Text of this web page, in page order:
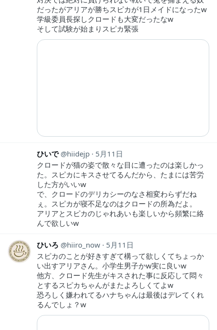
だったがアリアが勝ちスピカが1日メイドになったw
学級委員長探しクロードも大変だったなw
そして試験が始まりスピカ緊張
ひいで hiidejp
5月11日
クロードが猫の姿で散々な目に遭ったのは楽しかっ
た。スピカにキスさせてるんだから、たまには苦労
した方がいいw
で、クロードのデリカシーのなさ相変わらずだね
ぇ。スピカが寝不足なのはクロードの所為だよ。
アリアとスピカのじゃれあいも楽しいから頻繁に絡
んで欲しいw
ひいろ hiiro_now
5月11日
スピカのことが好きすぎて構って欲しくてちょっか
い出すアリアさん。小学生男子かw実に良いw
他方、クロード先生がキスされた事に反応して悶々
とするスピカちゃんがまたよろしくてよw
恐ろしく嫌われてるハナちゃんは最後はデレてくれ
るんでしょ？w